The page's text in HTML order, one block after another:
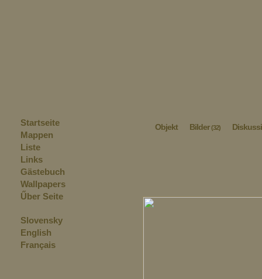
Objekt Bilder(32)
Startseite
Mappen
Liste
Links
Gästebuch
Wallpapers
Űber Seite
Slovensky
English
Français